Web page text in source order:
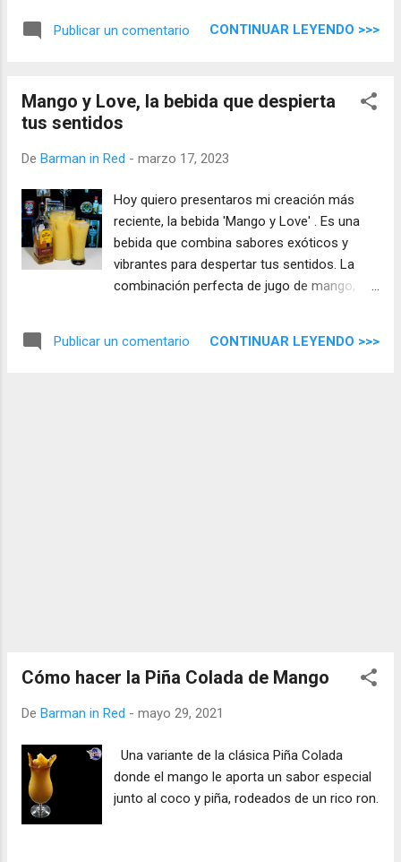
Publicar un comentario CONTINUAR LEYENDO >>>
Mango y Love, la bebida que despierta
tus sentidos
De Barman in Red - marzo 17, 2023
Hoy quiero presentaros mi creación más
reciente, la bebida 'Mango y Love' . Es una
bebida que combina sabores exóticos y
vibrantes para despertar tus sentidos. La
combinación perfecta de jugo de mango,
refrescante.
Publicar un comentario CONTINUAR LEYENDO >>>
Cómo hacer la Piña Colada de Mango
De Barman in Red - mayo 29, 2021
Una variante de la clásica Piña Colada
donde el mango le aporta un sabor especial
junto al coco y piña, rodeados de un rico ron.